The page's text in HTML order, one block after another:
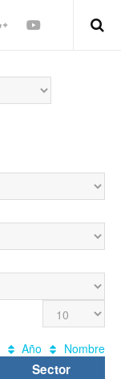
Año Nombre
Sector